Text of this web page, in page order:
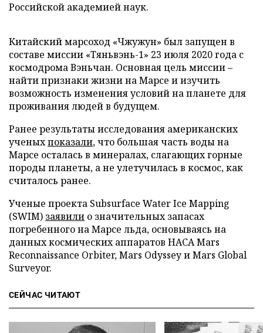
Российской академией наук.
Китайский марсоход «Чжужун» был запущен в
составе миссии «Тяньвэнь-1» 23 июля 2020 года с
космодрома Вэньчан. Основная цель миссии –
найти признаки жизни на Марсе и изучить
возможность изменения условий на планете для
проживания людей в будущем.
Ранее результаты исследования американских
ученыхпоказали, что большая часть воды на
Марсе осталась в минералах, слагающих горные
породы планеты, а не улетучилась в космос, как
считалось ранее.
Ученые проекта Subsurface Water Ice Mapping
(SWIM) заявили о значительных запасах
погребенного на Марсе льда, основываясь на
данных космических аппаратов НАСА Mars
Reconnaissance Orbiter, Mars Odyssey и Mars Global
Surveyor.
СЕЙЧАС ЧИТАЮТ